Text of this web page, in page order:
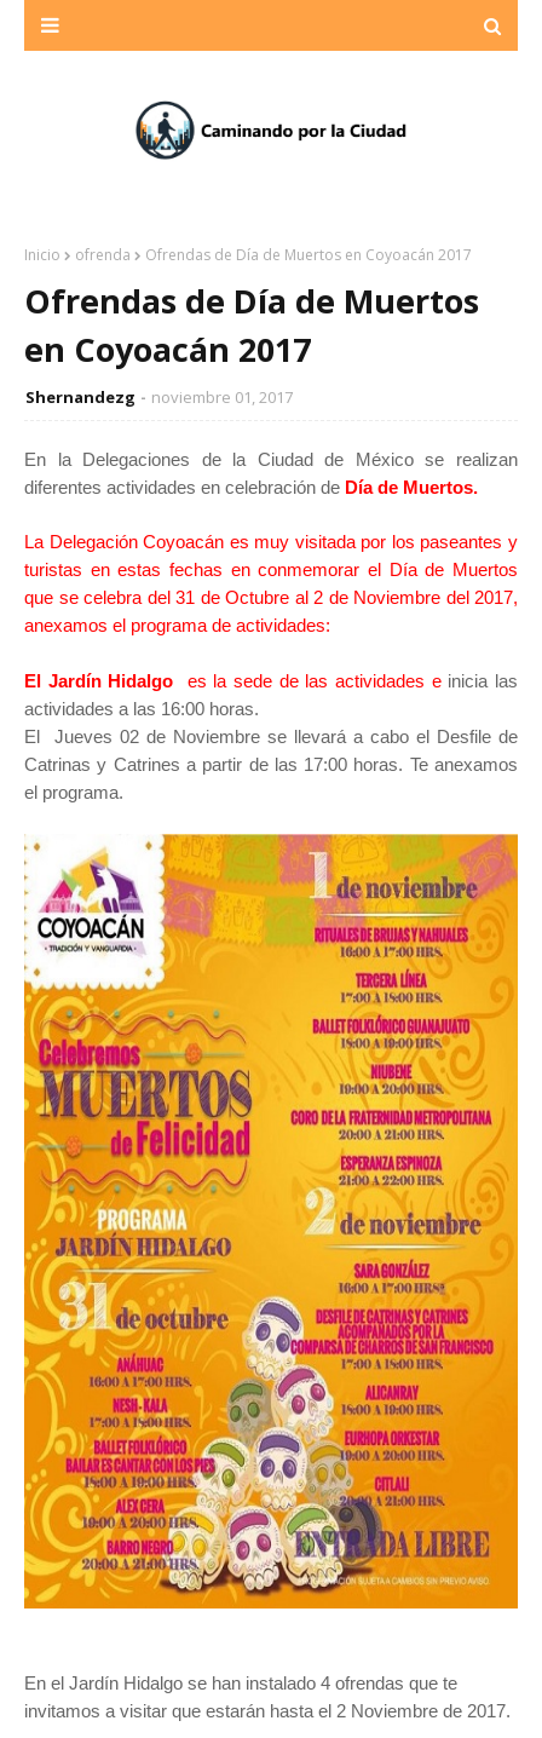
Inicio ofrenda Ofrendas de Día de Muertos en Coyoacán 2017
Ofrendas de Día de Muertos
en Coyoacán 2017
Shernandezg noviembre 01, 2017
En la Delegaciones de la Ciudad de México se realizan
diferentes actividades en celebración de Día de Muertos.
La Delegación Coyoacán es muy visitada por los paseantes y
turistas en estas fechas en conmemorar el Día de Muertos
que se celebra del 31 de Octubre al 2 de Noviembre del 2017,
anexamos el programa de actividades:
El Jardín Hidalgo es la sede de las actividades e inicia las
actividades a las 16:00 horas.
El Jueves 02 de Noviembre se llevará a cabo el Desfile de
Catrinas y Catrines a partir de las 17:00 horas. Te anexamos
el programa.
En el Jardín Hidalgo se han instalado 4 ofrendas que te
invitamos a visitar que estarán hasta el 2 Noviembre de 2017.